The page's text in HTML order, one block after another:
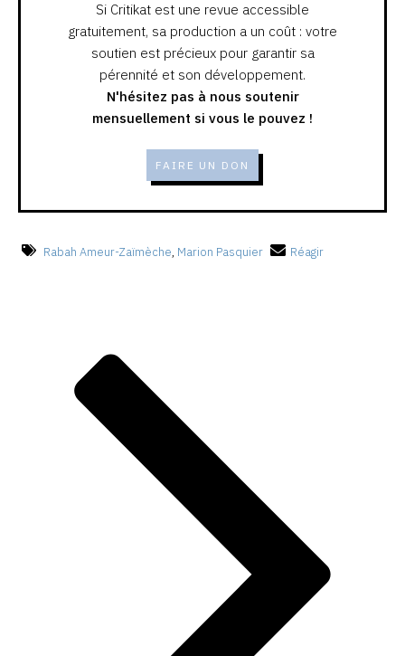
Si Critikat est une revue accessible
gratuitement, sa production a un coût : votre
soutien est précieux pour garantir sa
pérennité et son développement.
N'hésitez pas à nous soutenir
mensuellement si vous le pouvez !
FAIRE UN DON
Rabah Ameur-Zaïmèche, Marion Pasquier Réagir